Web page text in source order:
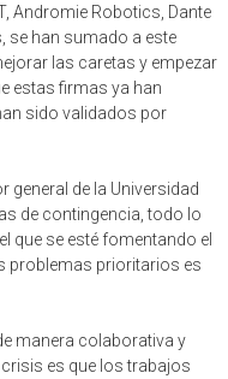
Andromie Robotics, Dante
se han sumado a este
las caretas y empezar
estas firmas ya han
sido validados por
general de la Universidad
de contingencia, todo lo
que se esté fomentando el
problemas prioritarios es
manera colaborativa y
es que los trabajos